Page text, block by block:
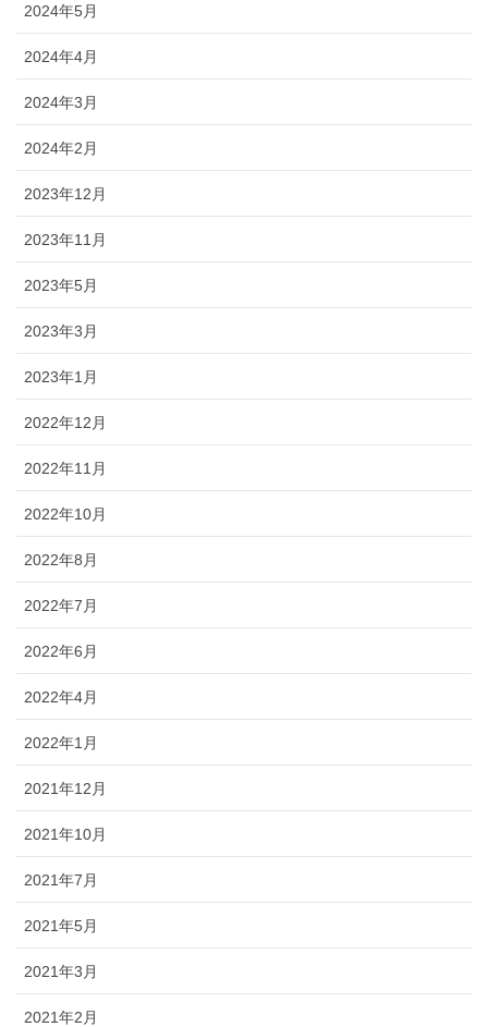
2024年5月
2024年4月
2024年3月
2024年2月
2023年12月
2023年11月
2023年5月
2023年3月
2023年1月
2022年12月
2022年11月
2022年10月
2022年8月
2022年7月
2022年6月
2022年4月
2022年1月
2021年12月
2021年10月
2021年7月
2021年5月
2021年3月
2021年2月